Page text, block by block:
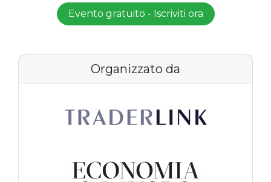
Organizzato da
Evento gratuito - Iscriviti ora